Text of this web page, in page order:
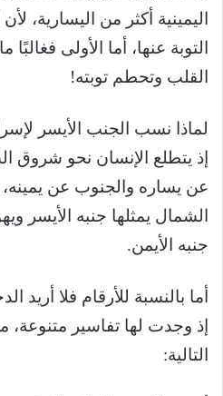
اليمينية أكثر من اليسارية،
التوبة عنها، أما الأولى
القلب وتحطم توبته!
لماذا نسب الجنب الأيسر
إذ يتطلع الإنسان نحو
عن يساره والجنوب عن
الشمال يمثلها جنبه الأيسر
جنبه الأيمن.
أما بالنسبة للأرقام فلا أريد
إذ وجدت لها تفاسير متنوعة،
التالية: